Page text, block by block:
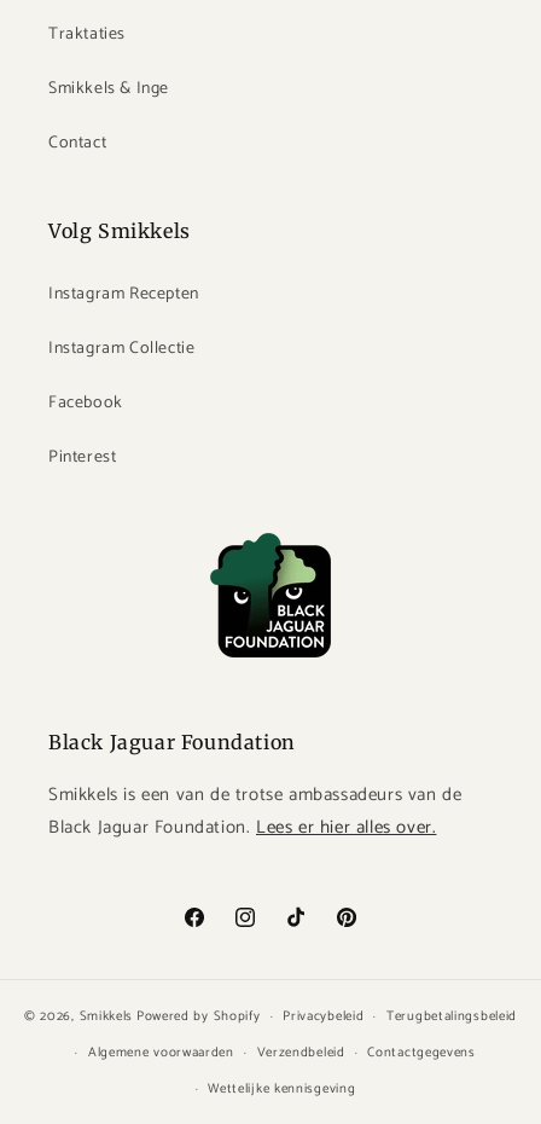
Traktaties
Smikkels & Inge
Contact
Volg Smikkels
Instagram Recepten
Instagram Collectie
Facebook
Pinterest
Black Jaguar Foundation
Smikkels is een van de trotse ambassadeurs van de
Black Jaguar Foundation.Lees er hier alles over.
FacebookInstagramTikTok Pinterest
© 2026, Smikkels Powered by Shopify Privacybeleid
Terugbetalingsbeleid
Algemene voorwaarden
Verzendbeleid
Contactgegevens
Wettelijke kennisgeving